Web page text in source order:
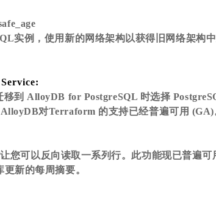
实例，使用新的网络架构以获得旧网络架构
到 AlloyDB for PostgreSQL 时选择
AlloyDB对Terraform 的支持已经普遍可用 (GA)
您可以反向读取一系列行。此功能现已普遍可
新的每周摘要。